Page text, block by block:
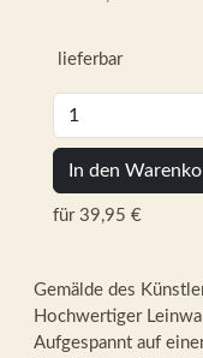
lieferbar
In den
für 39,95 €
Gemälde des
Hochwertiger
Aufgespannt auf